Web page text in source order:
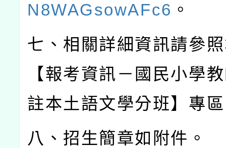
N8WAGsowAFc6 。
七、相關詳細資訊請參
【報考資訊－國民小學
註本土語文學分班】專
八、招生簡章如附件。